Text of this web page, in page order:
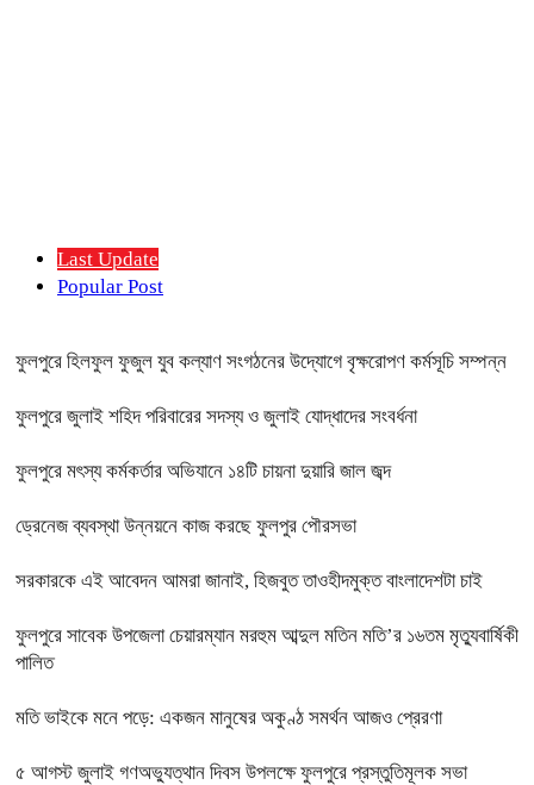
Last Update
Popular Post
ফুলপুরে হিলফুল ফুজুল যুব কল্যাণ সংগঠনের উদ্যোগে বৃক্ষরোপণ কর্মসূচি সম্পন্ন
ফুলপুরে জুলাই শহিদ পরিবারের সদস্য ও জুলাই যোদ্ধাদের সংবর্ধনা
ফুলপুরে মৎস্য কর্মকর্তার অভিযানে ১৪টি চায়না দুয়ারি জাল জব্দ
ড্রেনেজ ব্যবস্থা উন্নয়নে কাজ করছে ফুলপুর পৌরসভা
সরকারকে এই আবেদন আমরা জানাই, হিজবুত তাওহীদমুক্ত বাংলাদেশটা চাই
ফুলপুরে সাবেক উপজেলা চেয়ারম্যান মরহুম আব্দুল মতিন মতি’র ১৬তম মৃত্যুবার্ষিকী
পালিত
মতি ভাইকে মনে পড়ে: একজন মানুষের অকুণ্ঠ সমর্থন আজও প্রেরণা
৫ আগস্ট জুলাই গণঅভ্যুত্থান দিবস উপলক্ষে ফুলপুরে প্রস্তুতিমূলক সভা